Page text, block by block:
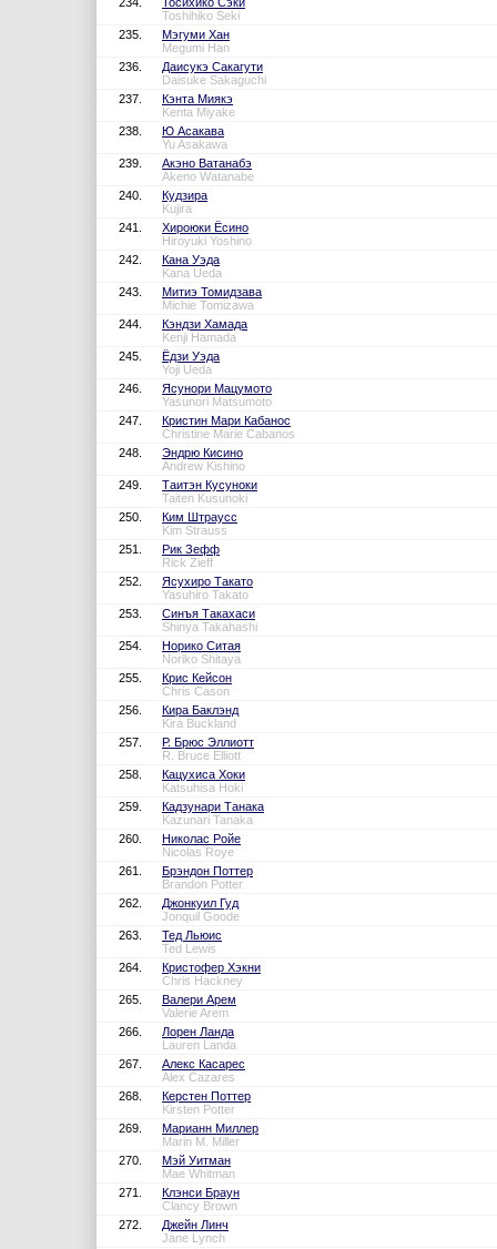
Toshihiko Seki
235.
Мэгуми Хан
Megumi Han
236.
Даисукэ Сакагути
Daisuke Sakaguchi
237.
Кэнта Миякэ
Kenta Miyake
238.
Ю Асакава
Yu Asakawa
239.
Акэно Ватанабэ
Akeno Watanabe
240.
Кудзира
Kujira
241.
Хироюки Ёсино
Hiroyuki Yoshino
242.
Кана Уэда
Kana Ueda
243.
Митиэ Томидзава
Michie Tomizawa
244.
Кэндзи Хамада
Kenji Hamada
245.
Ёдзи Уэда
Yoji Ueda
246.
Ясунори Мацумото
Yasunori Matsumoto
247.
Кристин Мари Кабанос
Christine Marie Cabanos
248.
Эндрю Кисино
Andrew Kishino
249.
Таитэн Кусуноки
Taiten Kusunoki
250.
Ким Штраусс
Kim Strauss
251.
Рик Зефф
Rick Zieff
252.
Ясухиро Такато
Yasuhiro Takato
253.
Синъя Такахаси
Shinya Takahashi
254.
Норико Ситая
Noriko Shitaya
255.
Крис Кейсон
Chris Cason
256.
Кира Баклэнд
Kira Buckland
257.
Р. Брюс Эллиотт
R. Bruce Elliott
258.
Кацухиса Хоки
Katsuhisa Hoki
259.
Кадзунари Танака
Kazunari Tanaka
260.
Николас Ройе
Nicolas Roye
261.
Брэндон Поттер
Brandon Potter
262.
Джонкуил Гуд
Jonquil Goode
263.
Тед Льюис
Ted Lewis
264.
Кристофер Хэкни
Chris Hackney
265.
Валери Арем
Valerie Arem
266.
Лорен Ланда
Lauren Landa
267.
Алекс Касарес
Alex Cazares
268.
Керстен Поттер
Kirsten Potter
269.
Марианн Миллер
Marin M. Miller
270.
Мэй Уитман
Mae Whitman
271.
Клэнси Браун
Clancy Brown
272.
Джейн Линч
Jane Lynch